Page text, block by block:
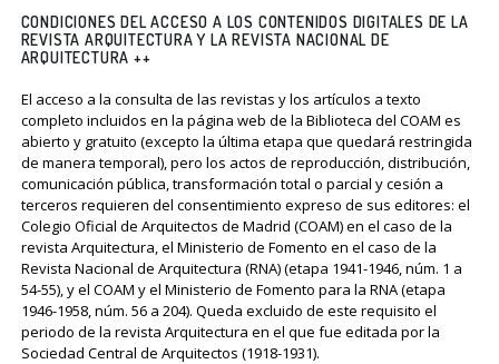
CONDICIONES DEL ACCESO A LOS CONTENIDOS DIGITALES DE LA
REVISTA ARQUITECTURA Y LA REVISTA NACIONAL DE
ARQUITECTURA ++
El acceso a la consulta de las revistas y los artículos a texto
completo incluidos en la página web de la Biblioteca del COAM es
abierto y gratuito (excepto la última etapa que quedará restringida
de manera temporal), pero los actos de reproducción, distribución,
comunicación pública, transformación total o parcial y cesión a
terceros requieren del consentimiento expreso de sus editores: el
Colegio Oficial de Arquitectos de Madrid (COAM) en el caso de la
revista Arquitectura, el Ministerio de Fomento en el caso de la
Revista Nacional de Arquitectura (RNA) (etapa 1941-1946, núm. 1 a
54-55), y el COAM y el Ministerio de Fomento para la RNA (etapa
1946-1958, núm. 56 a 204). Queda excluido de este requisito el
periodo de la revista Arquitectura en el que fue editada por la
Sociedad Central de Arquitectos (1918-1931).